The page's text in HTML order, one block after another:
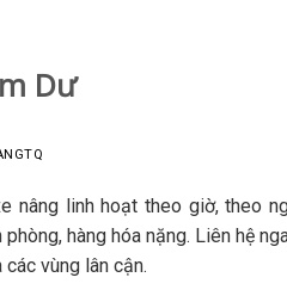
Dư
nâng linh hoạt theo giờ, theo
phòng, hàng hóa nặng. Liên hệ
các vùng lân cận.